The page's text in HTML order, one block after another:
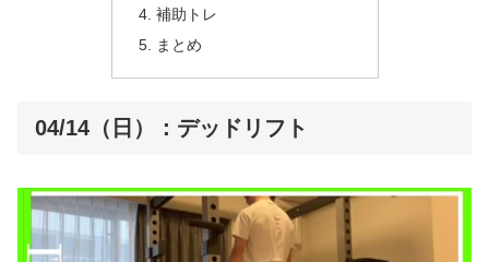
補助トレ
まとめ
04/14（日）：デッドリフト